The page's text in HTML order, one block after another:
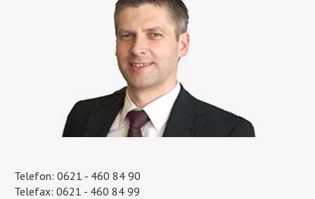
Telefon: 0621 - 460 84 90
Telefax: 0621 - 460 84 99